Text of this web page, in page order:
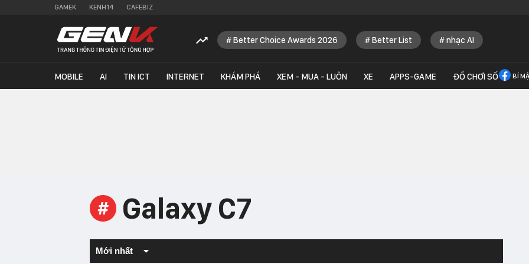
GAMEK KENH14 CAFEBIZ
Better Choice Awards 2026 Better List nhạc AI
MOBILE AI TIN ICT INTERNET KHÁM PHÁ XEM - MUA - LUÔN XE APPS-GAME ĐỒ CHƠI SỐ BÍ
# Galaxy C7
Mới nhất